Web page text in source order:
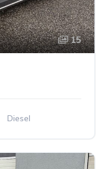
15
Diesel